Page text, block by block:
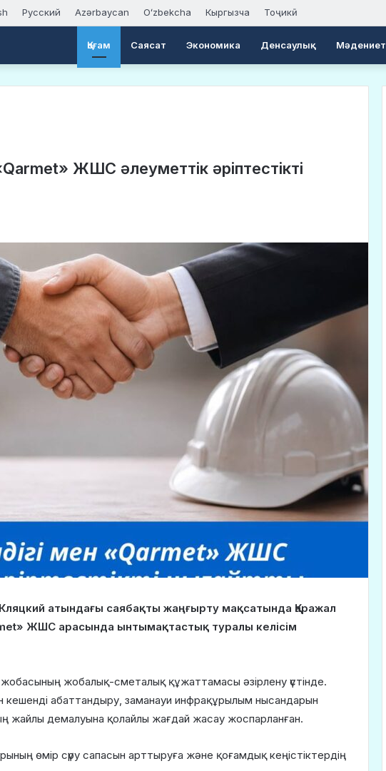
Русский Azərbaycan Oʻzbekcha Кыргызча Тоҷикӣ
Қоғам Саясат Экономика Денсаулық Мәдениет
ЖШС әлеуметтік әріптестікті
атындағы саябақты жаңғырту мақсатында Қаражал
ЖШС арасында ынтымақтастық туралы келісім
жобасының жобалық-сметалық құжаттамасы әзірлену үстінде.
абаттандыру, заманауи инфрақұрылым нысандарын
жайлы демалуына қолайлы жағдай жасау жоспарланған.
өмір сүру сапасын арттыруға және қоғамдық кеңістіктердің